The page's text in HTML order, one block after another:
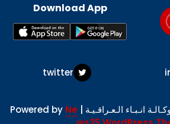
Download App
twitter
Ne